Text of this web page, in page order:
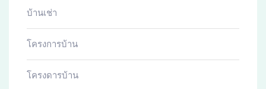
บ้านเช่า
โครงการบ้าน
โครงดารบ้าน